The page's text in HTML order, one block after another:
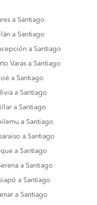
a Santiago
a Santiago
a Santiago
Varas a Santiago
a Santiago
a Santiago
a Santiago
a Santiago
a Santiago
a Santiago
a Santiago
a Santiago
a Santiago